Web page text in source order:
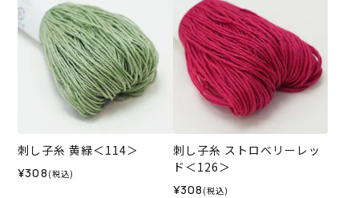
刺し子糸 黄緑＜114＞
¥308 (税込)
刺し子糸 ストロベリーレッ
ド＜126＞
¥308 (税込)